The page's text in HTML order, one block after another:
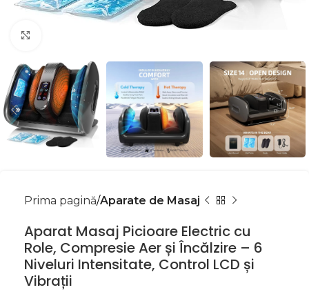
Prima pagină Aparate de Masaj
Aparat Masaj Picioare Electric cu
Role, Compresie Aer și Încălzire – 6
Niveluri Intensitate, Control LCD și
Vibrații